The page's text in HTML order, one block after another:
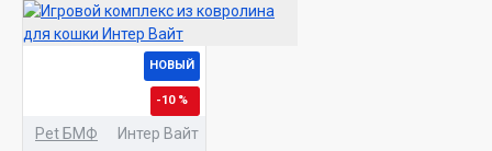
НОВЫЙ
-10 %
Pet БМФ Интер Вайт